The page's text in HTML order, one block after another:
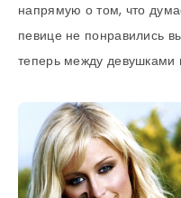
напрямую о том, что
певице не понравились
теперь между девушками